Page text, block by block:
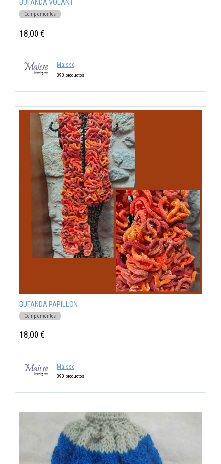
BUFANDA VOLANT
Complementos
18,00 €
Maisse
390 productos
BUFANDA PAPILLON
Complementos
18,00 €
Maisse
390 productos